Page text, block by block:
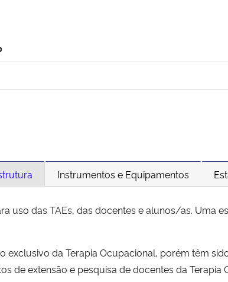
Instrumentos e Equipamentos
uso das TAEs, das docentes e alunos/as. Uma
exclusivo da Terapia Ocupacional, porém têm
de extensão e pesquisa de docentes da Terapia